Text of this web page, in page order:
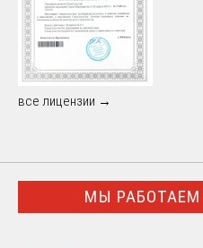
все лицензии →
МЫ